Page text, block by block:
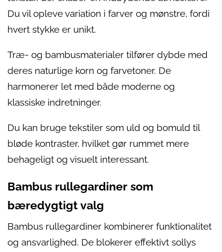
Du vil opleve variation i farver og mønstre, fordi
hvert stykke er unikt.
Træ- og bambusmaterialer tilfører dybde med
deres naturlige korn og farvetoner. De
harmonerer let med både moderne og
klassiske indretninger.
Du kan bruge tekstiler som uld og bomuld til
bløde kontraster, hvilket gør rummet mere
behageligt og visuelt interessant.
Bambus rullegardiner som
bæredygtigt valg
Bambus rullegardiner kombinerer funktionalitet
og ansvarlighed. De blokerer effektivt sollys